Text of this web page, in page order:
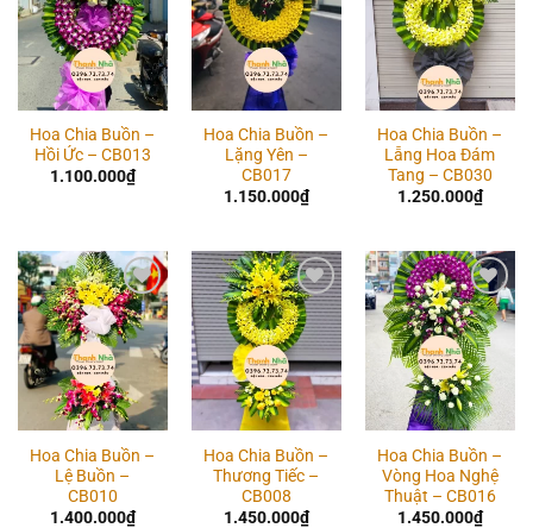
wishlist
Hoa Chia Buồn –
Hồi Ức – CB013
1.100.000₫
wishlist
Hoa Chia Buồn –
Lặng Yên –
CB017
1.150.000₫
wishlist
Hoa Chia Buồn –
Lẵng Hoa Đám
Tang – CB030
1.250.000₫
Add to
wishlist
Hoa Chia Buồn –
Lệ Buồn –
CB010
1.400.000₫
Add to
wishlist
Hoa Chia Buồn –
Thương Tiếc –
CB008
1.450.000₫
Add to
wishlist
Hoa Chia Buồn –
Vòng Hoa Nghệ
Thuật – CB016
1.450.000₫